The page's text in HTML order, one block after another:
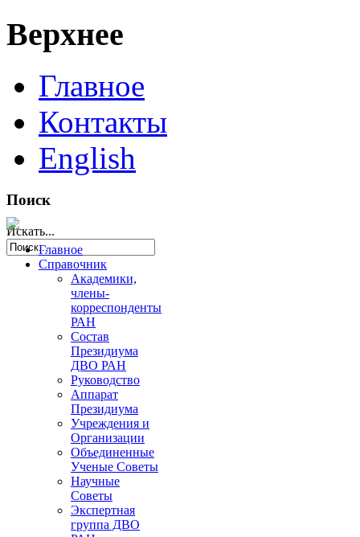
Верхнее
Главное
Контакты
English
Поиск
Искать...
Главное
Справочник
Академики,
члены-
корреспонденты
РАН
Состав
Президиума
ДВО РАН
Руководство
Аппарат
Президиума
Учреждения и
Организации
Объединенные
Ученые Советы
Научные
Советы
Экспертная
группа ДВО